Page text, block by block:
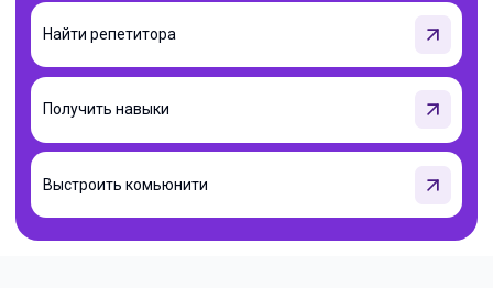
Найти репетитора
Получить навыки
Выстроить комьюнити